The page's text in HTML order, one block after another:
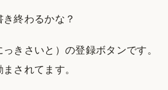
終わるかな？
きさいと）の登録ボタンです。
されてます。